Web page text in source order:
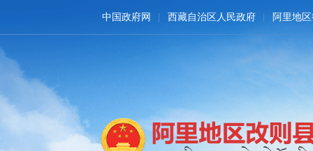
中国政府网 西藏自治区人民政府 阿里地